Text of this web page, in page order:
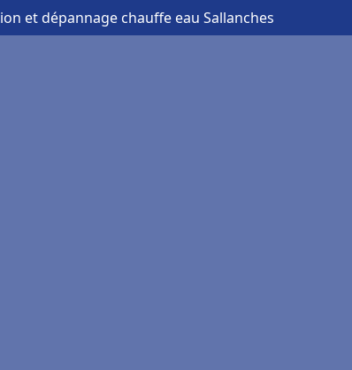
et dépannage chauffe eau Sallanches